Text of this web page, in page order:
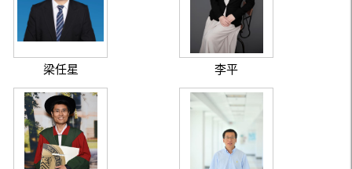
梁任星 李平